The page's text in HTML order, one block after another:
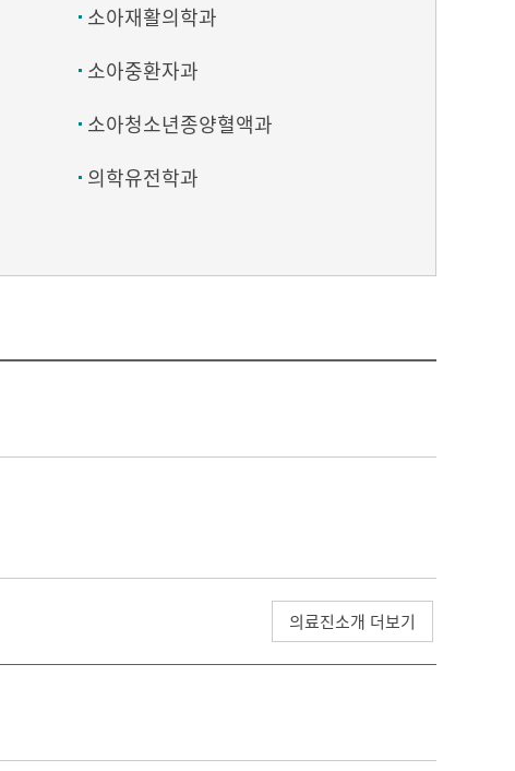
소아재활의학과
소아중환자과
소아청소년종양혈액과
의학유전학과
의료진소개 더보기